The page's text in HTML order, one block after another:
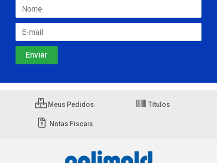
Meus Pedidos Títulos
Notas Fiscais